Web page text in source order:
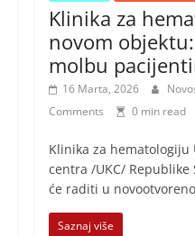
Klinika za
novom objektu:
molbu
16 Marta, 2026
Comments
0 min read
Klinika za
centra /UKC/
će raditi u
Saznaj više